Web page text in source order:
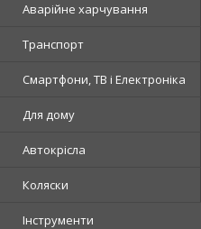
Аварійне харчування
Транспорт
Смартфони, ТВ і Електроніка
Для дому
Автокрісла
Коляски
Інструменти